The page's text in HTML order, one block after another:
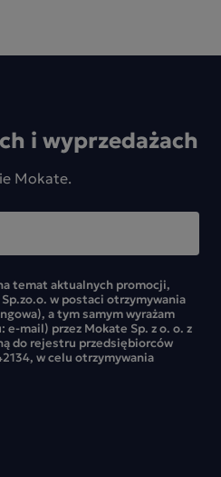
i wyprzedażach
Mokate.
temat aktualnych promocji,
w postaci otrzymywania
a tym samym wyrażam
mail) przez Mokate Sp. z o. o. z
do rejestru przedsiębiorców
w celu otrzymywania